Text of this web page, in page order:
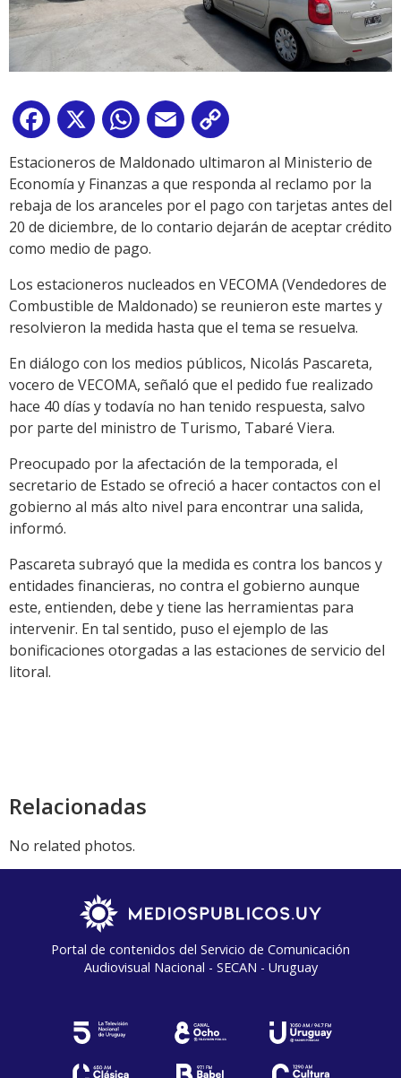
Facebook
X WhatsApp
Email
Link
Estacioneros de Maldonado ultimaron al Ministerio de
Economía y Finanzas a que responda al reclamo por la
rebaja de los aranceles por el pago con tarjetas antes del
20 de diciembre, de lo contario dejarán de aceptar crédito
como medio de pago.
Los estacioneros nucleados en VECOMA (Vendedores de
Combustible de Maldonado) se reunieron este martes y
resolvieron la medida hasta que el tema se resuelva.
En diálogo con los medios públicos, Nicolás Pascareta,
vocero de VECOMA, señaló que el pedido fue realizado
hace 40 días y todavía no han tenido respuesta, salvo
por parte del ministro de Turismo, Tabaré Viera.
Preocupado por la afectación de la temporada, el
secretario de Estado se ofreció a hacer contactos con el
gobierno al más alto nivel para encontrar una salida,
informó.
Pascareta subrayó que la medida es contra los bancos y
entidades financieras, no contra el gobierno aunque
este, entienden, debe y tiene las herramientas para
intervenir. En tal sentido, puso el ejemplo de las
bonificaciones otorgadas a las estaciones de servicio del
litoral.
Relacionadas
No related photos.
Portal de contenidos del Servicio de Comunicación
Audiovisual Nacional - SECAN - Uruguay